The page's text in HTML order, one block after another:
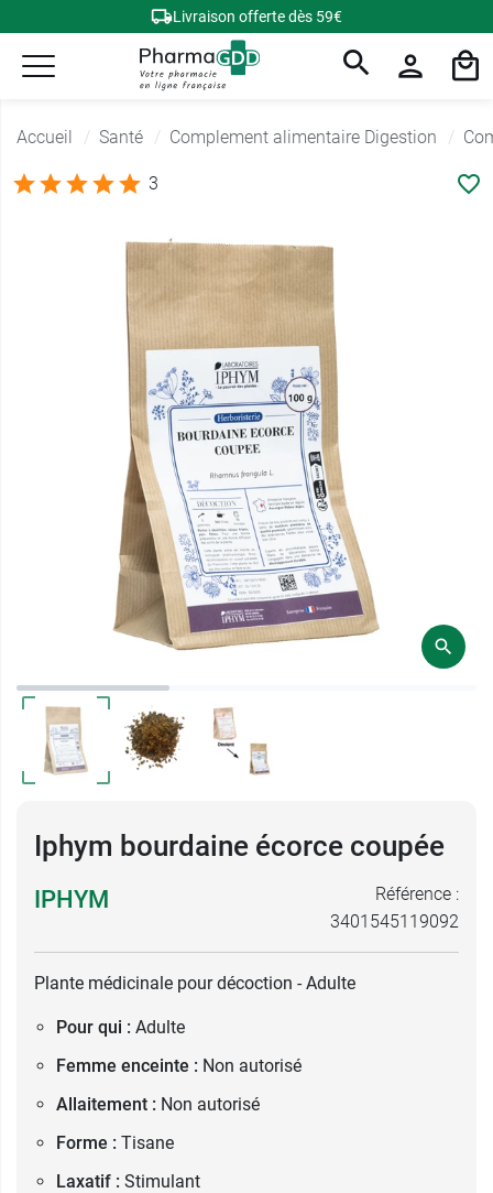
Livraison offerte dès 59€
Accueil Santé Complement alimentaire Digestion
3
Iphym bourdaine écorce coupée
IPHYM
Référence :
3401545119092
Plante médicinale pour décoction - Adulte
Pour qui : Adulte
Femme enceinte : Non autorisé
Allaitement : Non autorisé
Forme : Tisane
Laxatif : Stimulant